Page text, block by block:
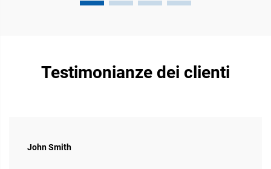
Testimonianze dei clienti
John Smith